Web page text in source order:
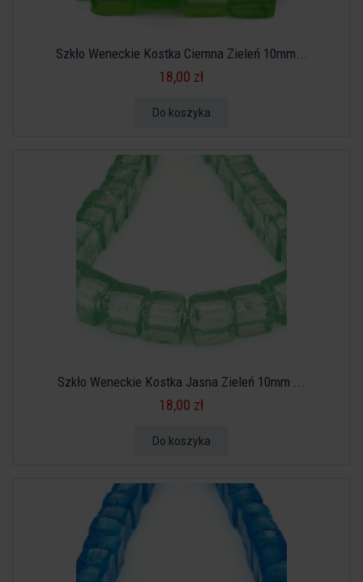
Szkło Weneckie Kostka Ciemna Zieleń 10mm...
18,00 zł
Do koszyka
Szkło Weneckie Kostka Jasna Zieleń 10mm ...
18,00 zł
Do koszyka